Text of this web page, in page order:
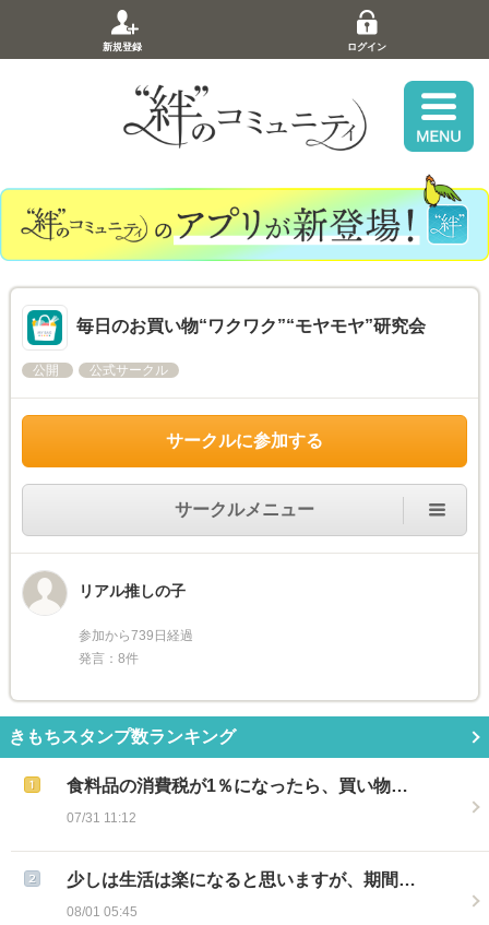
新規登録 ログイン
毎日のお買い物“ワクワク”“モヤモヤ”研究会
公開 公式サークル
サークルに参加する
サークルメニュー
リアル推しの子
参加から739日経過
発言：8件
きもちスタンプ数ランキング
食料品の消費税が1％になったら、買い物…
07/31 11:12
少しは生活は楽になると思いますが、期間…
08/01 05:45